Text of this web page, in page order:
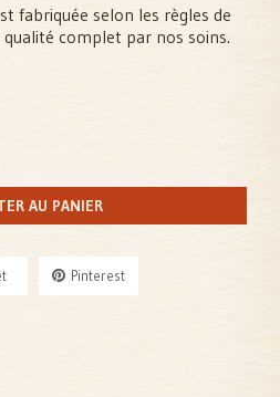
fabriquée selon les règles de
complet par nos soins.
AU PANIER
Pinterest